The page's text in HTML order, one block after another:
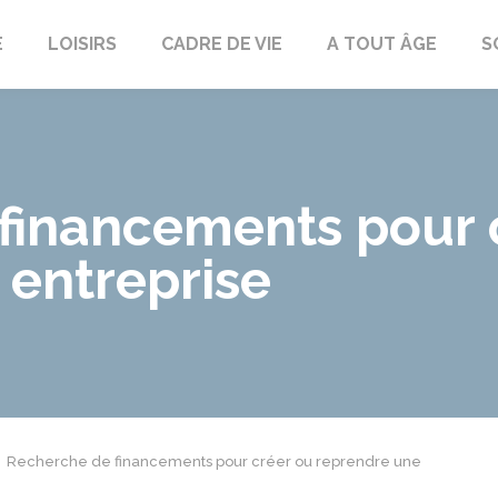
LOISIRS CADRE DE VIE A TOUT ÂGE
pour
Recherche de financements pour créer ou reprendre une